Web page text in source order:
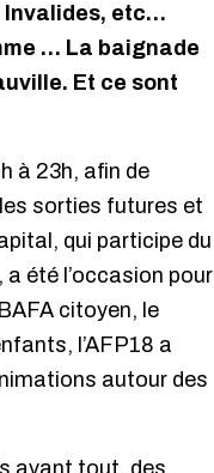
Invalides, etc…
… La baignade
Et ce sont
à 23h, afin de
sorties futures et
qui participe du
été l’occasion pour
citoyen, le
l’AFP18 a
autour des
avant tout, des